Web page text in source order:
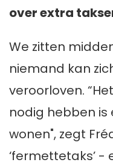
over extra
We zitten
niemand kan
veroorloven.
nodig hebben is
wonen", zegt
‘fermettetaks’ -